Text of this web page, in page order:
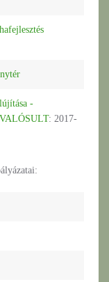
-
: 2017-